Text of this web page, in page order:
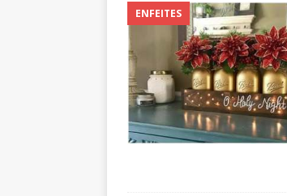
ENFEITES